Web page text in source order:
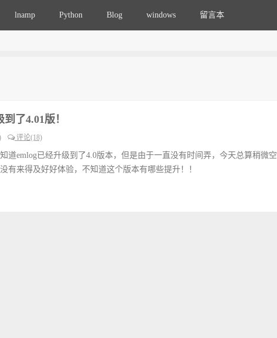
lnamp Python Blog windows 留言本
了4.01版！
评论(18)
道emlog已经升级到了4.0版本，但是由于一直没有时间弄，今天总算稍微空
有来得及好好体验，不知道这个版本有哪些提升！！